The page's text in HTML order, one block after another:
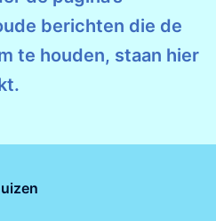
berichten die de
te houden, staan hier